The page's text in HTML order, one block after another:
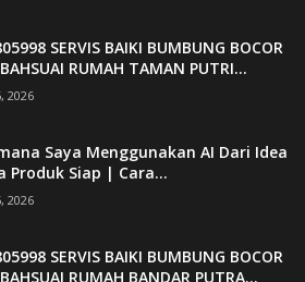
SERVIS BAIKI BUMBUNG BOCOR
RUMAH TAMAN PUTRI...
2026
Saya Menggunakan AI Dari Idea
Produk Siap | Cara...
2026
SERVIS BAIKI BUMBUNG BOCOR
RUMAH BANDAR PUTRA...